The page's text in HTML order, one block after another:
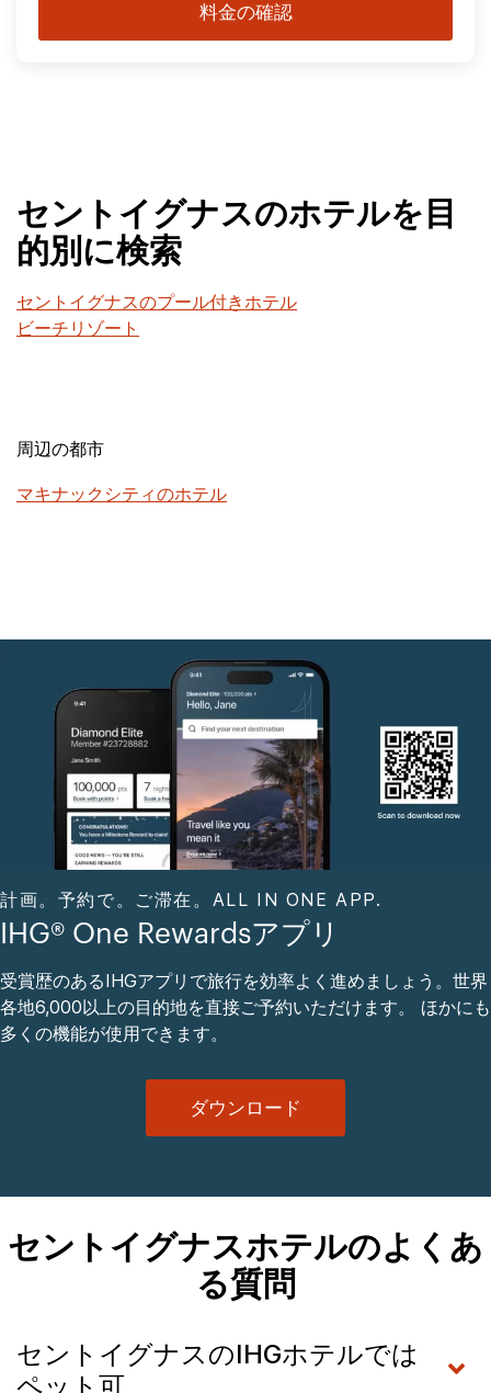
料金の確認
セントイグナスのホテルを目
的別に検索
セントイグナスのプール付きホテル
ビーチリゾート
周辺の都市
マキナックシティのホテル
計画。予約で。ご滞在。ALL IN ONE APP.
IHG® One Rewardsアプリ
受賞歴のあるIHGアプリで旅行を効率よく進めましょう。世界
各地6,000以上の目的地を直接ご予約いただけます。 ほかにも
多くの機能が使用できます。
ダウンロード
セントイグナスホテルのよくあ
る質問
セントイグナスのIHGホテルでは
ペット可